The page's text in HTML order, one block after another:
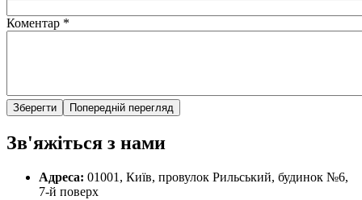
Коментар *
Зв'яжіться з нами
Адреса: 01001, Київ, провулок Рильський, будинок №6,
7-й поверх